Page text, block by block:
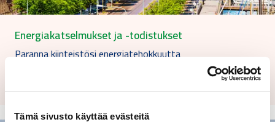
Tämä sivusto käyttää evästeitä
Energiakatselmukset ja -todistukset
Paranna kiinteistösi energiatehokkuutta